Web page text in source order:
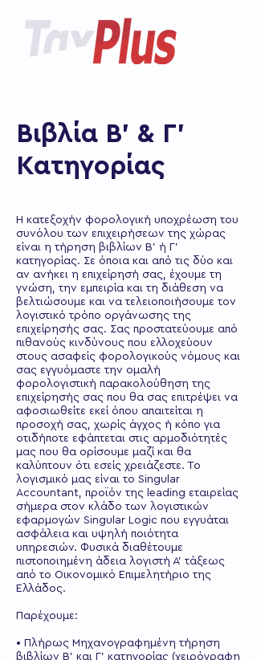
Βιβλία Β' & Γ'
Κατηγορίας
Η κατεξοχήν φορολογική υποχρέωση του
συνόλου των επιχειρήσεων της χώρας
είναι η τήρηση βιβλίων Β' ή Γ'
κατηγορίας. Σε όποια και από τις δύο και
αν ανήκει η επιχείρησή σας, έχουμε τη
γνώση, την εμπειρία και τη διάθεση να
βελτιώσουμε και να τελειοποιήσουμε τον
λογιστικό τρόπο οργάνωσης της
επιχείρησής σας. Σας προστατεύουμε από
πιθανούς κινδύνους που ελλοχεύουν
στους ασαφείς φορολογικούς νόμους και
σας εγγυόμαστε την ομαλή
φορολογιστική παρακολούθηση της
επιχείρησής σας που θα σας επιτρέψει να
αφοσιωθείτε εκεί όπου απαιτείται η
προσοχή σας, χωρίς άγχος ή κόπο για
οτιδήποτε εφάπτεται στις αρμοδιότητές
μας που θα ορίσουμε μαζί και θα
καλύπτουν ότι εσείς χρειάζεστε. Το
λογισμικό μας είναι το Singular
Accountant, προϊόν της leading εταιρείας
σήμερα στον κλάδο των λογιστικών
εφαρμογών Singular Logic που εγγυάται
ασφάλεια και υψηλή ποιότητα
υπηρεσιών. Φυσικά διαθέτουμε
πιστοποιημένη άδεια λογιστή Α' τάξεως
από το Οικονομικό Επιμελητήριο της
Ελλάδος.
Παρέχουμε:
• Πλήρως Μηχανογραφημένη τήρηση
βιβλίων Β' και Γ' κατηγορίας (χειρόγραφη